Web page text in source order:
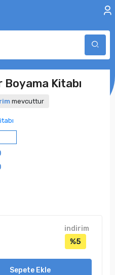
Kitabı
mevcuttur
indirim
%5
Sepete Ekle